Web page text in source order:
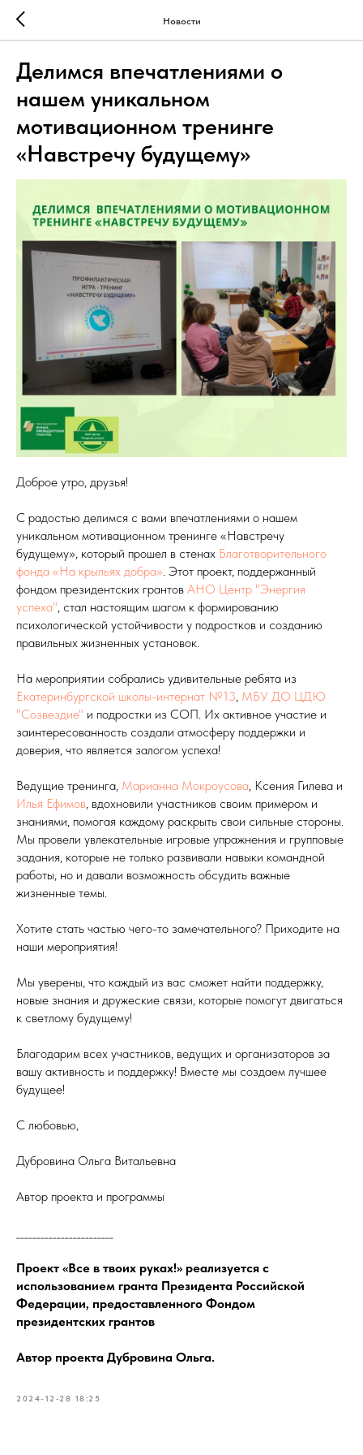
Новости
Делимся впечатлениями о
нашем уникальном
мотивационном тренинге
«Навстречу будущему»
Доброе утро, друзья!
С радостью делимся с вами впечатлениями о нашем
уникальном мотивационном тренинге «Навстречу
будущему», который прошел в стенах Благотворительного
фонда «На крыльях добра». Этот проект, поддержанный
фондом президентских грантов АНО Центр "Энергия
успеха", стал настоящим шагом к формированию
психологической устойчивости у подростков и созданию
правильных жизненных установок.
На мероприятии собрались удивительные ребята из
Екатеринбургской школы-интернат №13, МБУ ДО ЦДЮ
"Созвездие" и подростки из СОП. Их активное участие и
заинтересованность создали атмосферу поддержки и
доверия, что является залогом успеха!
Ведущие тренинга, Марианна Мокроусова, Ксения Гилева и
Илья Ефимов, вдохновили участников своим примером и
знаниями, помогая каждому раскрыть свои сильные стороны.
Мы провели увлекательные игровые упражнения и групповые
задания, которые не только развивали навыки командной
работы, но и давали возможность обсудить важные
жизненные темы.
Хотите стать частью чего-то замечательного? Приходите на
наши мероприятия!
Мы уверены, что каждый из вас сможет найти поддержку,
новые знания и дружеские связи, которые помогут двигаться
к светлому будущему!
Благодарим всех участников, ведущих и организаторов за
вашу активность и поддержку! Вместе мы создаем лучшее
будущее!
С любовью,
Дубровина Ольга Витальевна
Автор проекта и программы
Проект «Все в твоих руках!» реализуется с
использованием гранта Президента Российской
Федерации, предоставленного Фондом
президентских грантов
Автор проекта Дубровина Ольга.
2024-12-28 18:25